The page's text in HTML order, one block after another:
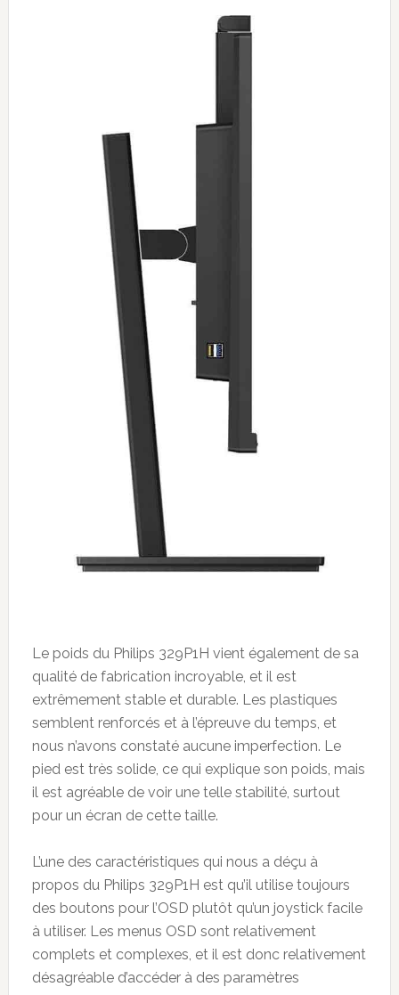
Le poids du Philips 329P1H vient également de sa
qualité de fabrication incroyable, et il est
extrêmement stable et durable. Les plastiques
semblent renforcés et à l’épreuve du temps, et
nous n’avons constaté aucune imperfection. Le
pied est très solide, ce qui explique son poids, mais
il est agréable de voir une telle stabilité, surtout
pour un écran de cette taille.
L’une des caractéristiques qui nous a déçu à
propos du Philips 329P1H est qu’il utilise toujours
des boutons pour l’OSD plutôt qu’un joystick facile
à utiliser. Les menus OSD sont relativement
complets et complexes, et il est donc relativement
désagréable d’accéder à des paramètres